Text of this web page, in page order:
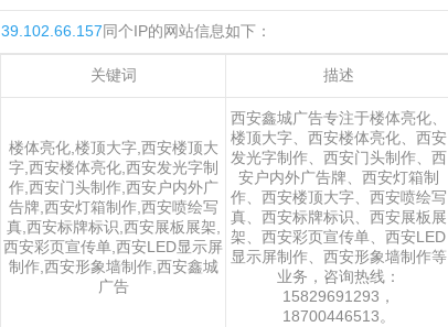
39.102.66.157同个IP的网站信息如下：
关键词 描述
楼体亮化,楼顶大字,西安楼顶大
字,西安楼体亮化,西安发光字制
作,西安门头制作,西安户内外广
告牌,西安灯箱制作,西安喷绘写
真,西安标牌标识,西安展板展架,
西安彩页宣传单,西安LED显示屏
制作,西安形象墙制作,西安鑫城
广告
西安鑫城广告专注于楼体亮化、
楼顶大字、西安楼体亮化、西安
发光字制作、西安门头制作、西
安户内外广告牌、西安灯箱制
作、西安楼顶大字、西安喷绘写
真、西安标牌标识、西安展板展
架、西安彩页宣传单、西安LED
显示屏制作、西安形象墙制作等
业务，咨询热线：
15829691293，
18700446513。